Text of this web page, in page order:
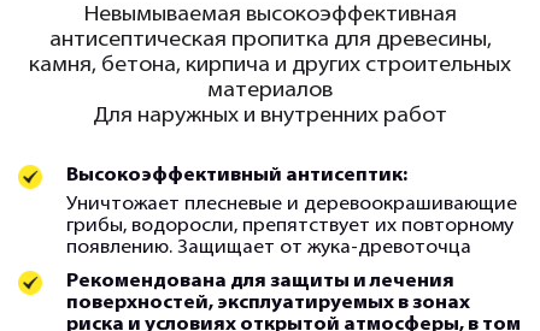
Невымываемая высокоэффективная
антисептическая пропитка для древесины,
камня, бетона, кирпича и других строительных
материалов
Для наружных и внутренних работ
Высокоэффективный антисептик:
Уничтожает плесневые и деревоокрашивающие
грибы, водоросли, препятствует их повторному
появлению. Защищает от жука-древоточца
Рекомендована для защиты и лечения
поверхностей, эксплуатируемых в зонах
риска и условиях открытой атмосферы, в том